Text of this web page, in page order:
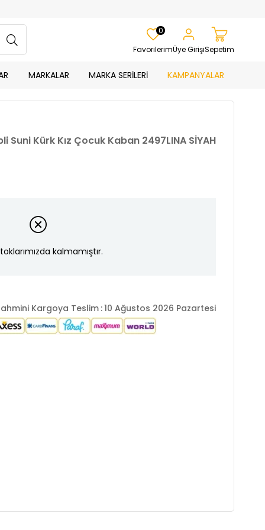
Favorilerim
0
Üye GirişiSepetim
MARKALAR MARKA SERİLERİ KAMPANYALAR
Suni Kürk Kız Çocuk Kaban 2497LINA SİYAH
kalmamıştır.
Kargoya Teslim :10 Ağustos 2026 Pazartesi